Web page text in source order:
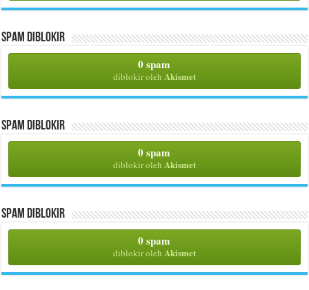
Spam Diblokir
0 spam
diblokir oleh Akismet
Spam Diblokir
0 spam
diblokir oleh Akismet
Spam Diblokir
0 spam
diblokir oleh Akismet